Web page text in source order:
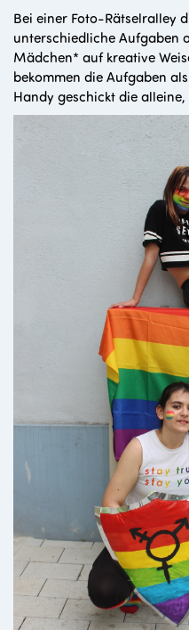
Bei einer Foto-Rätselralley
unterschiedliche Aufgaben
Mädchen* auf kreative
bekommen die Aufgaben
Handy geschickt die